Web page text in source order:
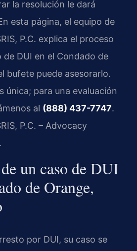
la resolución le dará
esta página, el equipo de
P.C. explica el proceso
DUI en el Condado de
bufete puede asesorarlo.
única; para una evaluación
al (888) 437-7747.
P.C. – Advocacy
un caso de DUI
de Orange,
por DUI, su caso se